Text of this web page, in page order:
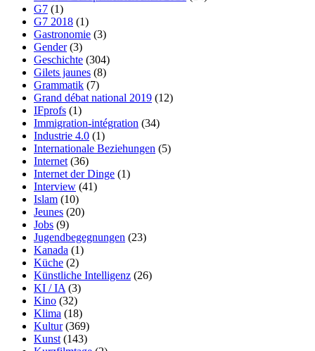
G7 (1)
G7 2018 (1)
Gastronomie (3)
Gender(3)
Geschichte (304)
Gilets jaunes (8)
Grammatik (7)
Grand débat national 2019 (12)
IFprofs (1)
Immigration-intégration (34)
Industrie 4.0 (1)
Internationale Beziehungen (5)
Internet(36)
Internet der Dinge (1)
Interview (41)
Islam (10)
Jeunes (20)
Jobs (9)
Jugendbegegnungen (23)
Kanada (1)
Küche (2)
Künstliche Intelligenz (26)
KI / IA(3)
Kino (32)
Klima (18)
Kultur(369)
Kunst(143)